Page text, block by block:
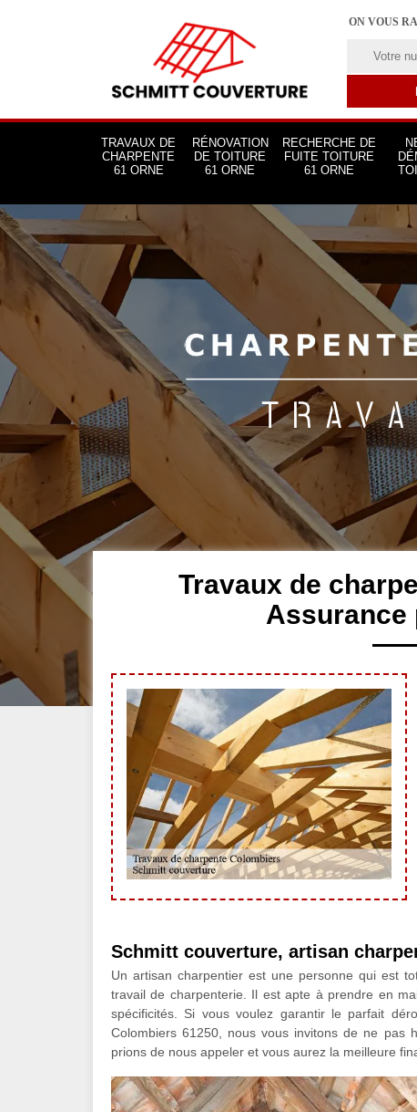
ON VOUS
TRAVAUX DE
CHARPENTE
61 ORNE
RÉNOVATION
DE TOITURE
61 ORNE
RECHERCHE DE
FUITE TOITURE
61 ORNE
Travaux de
Assurance
Schmitt couverture, artisan
Un artisan charpentier est une personne qui est
travail de charpenterie. Il est apte à prendre en
spécificités. Si vous voulez garantir le parfait
Colombiers 61250, nous vous invitons de ne pas
prions de nous appeler et vous aurez la meilleure